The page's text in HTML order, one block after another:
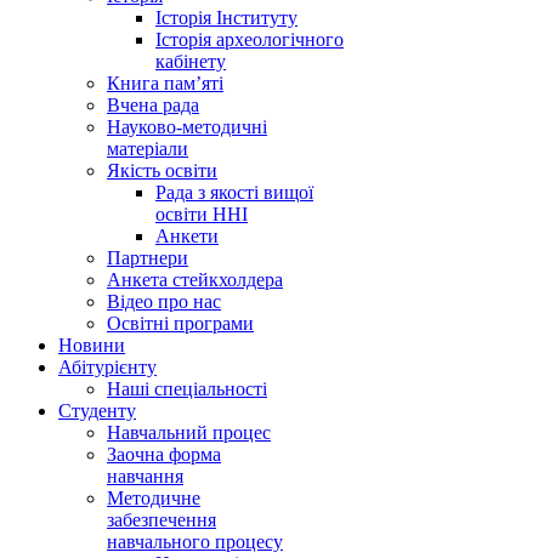
Історія Інституту
Історія археологічного
кабінету
Книга памʼяті
Вчена рада
Науково-методичні
матеріали
Якість освіти
Рада з якості вищої
освіти ННІ
Анкети
Партнери
Анкета стейкхолдера
Відео про нас
Освітні програми
Hовини
Абітурієнту
Наші спеціальності
Студенту
Навчальний процес
Заочна форма
навчання
Методичне
забезпечення
навчального процесу